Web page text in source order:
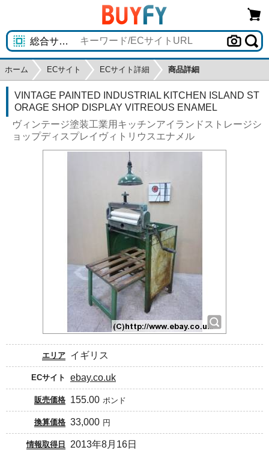
ホーム ECサイト ECサイト詳細 商品詳細
VINTAGE PAINTED INDUSTRIAL KITCHEN ISLAND ST
ORAGE SHOP DISPLAY VITREOUS ENAMEL
ヴィンテージ塗装工業用キッチンアイランドストレージシ
ョップディスプレイヴィトリウスエナメル
エリア イギリス
ECサイト ebay.co.uk
販売価格 155.00 ポンド
換算価格 33,000 円
情報取得日 2013年8月16日